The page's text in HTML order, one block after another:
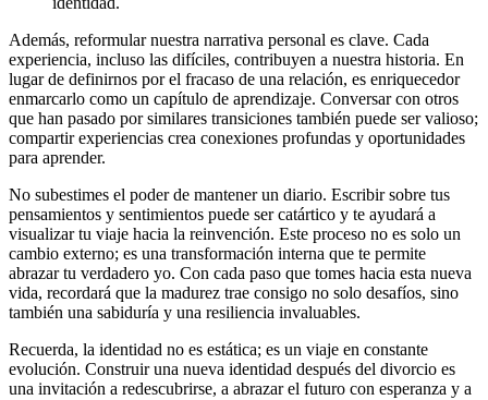
Además, reformular nuestra narrativa personal es clave. Cada
experiencia, incluso las difíciles, contribuyen a nuestra historia. En
lugar de definirnos por el fracaso de una relación, es enriquecedor
enmarcarlo como un capítulo de aprendizaje. Conversar con otros
que han pasado por similares transiciones también puede ser valioso;
compartir experiencias crea conexiones profundas y oportunidades
para aprender.
No subestimes el poder de mantener un diario. Escribir sobre tus
pensamientos y sentimientos puede ser catártico y te ayudará a
visualizar tu viaje hacia la reinvención. Este proceso no es solo un
cambio externo; es una transformación interna que te permite
abrazar tu verdadero yo. Con cada paso que tomes hacia esta nueva
vida, recordará que la madurez trae consigo no solo desafíos, sino
también una sabiduría y una resiliencia invaluables.
Recuerda, la identidad no es estática; es un viaje en constante
evolución. Construir una nueva identidad después del divorcio es
una invitación a redescubrirse, a abrazar el futuro con esperanza y a